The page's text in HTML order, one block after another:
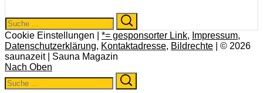
Search
for:
Cookie Einstellungen | *= gesponsorter Link, Impressum,
Datenschutzerklärung, Kontaktadresse, Bildrechte | © 2026
saunazeit | Sauna Magazin
Nach Oben
Search
for: